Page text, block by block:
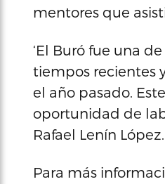
mentores que
‘El Buró fue una
tiempos recientes
el año pasado.
oportunidad de
Rafael Lenín López.
Para más